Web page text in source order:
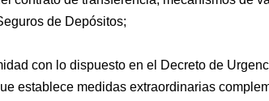
de Depósitos;
con lo dispuesto en el Decreto de
establece medidas extraordinarias